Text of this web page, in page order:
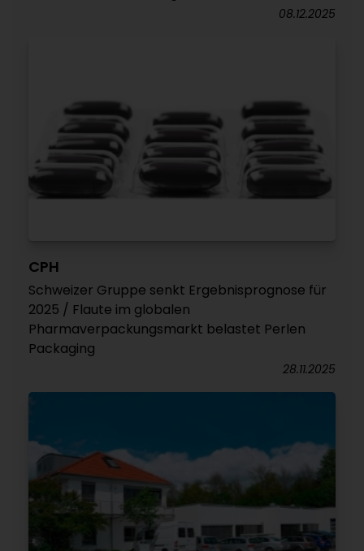
08.12.2025
CPH
Schweizer Gruppe senkt Ergebnisprognose für
2025 / Flaute im globalen
Pharmaverpackungsmarkt belastet Perlen
Packaging
28.11.2025